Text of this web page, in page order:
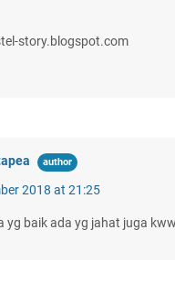
story.blogspot.com
2018 at 21:25
yg baik ada yg jahat juga